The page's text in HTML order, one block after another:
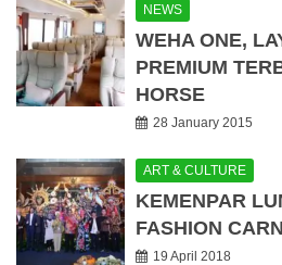
NEWS
WEHA ONE,
PREMIUM
HORSE
28 January 2015
ART & CULTURE
KEMENPAR
FASHION
19 April 2018